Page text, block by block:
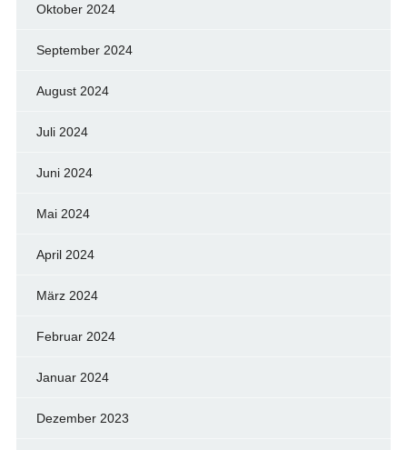
Oktober 2024
September 2024
August 2024
Juli 2024
Juni 2024
Mai 2024
April 2024
März 2024
Februar 2024
Januar 2024
Dezember 2023